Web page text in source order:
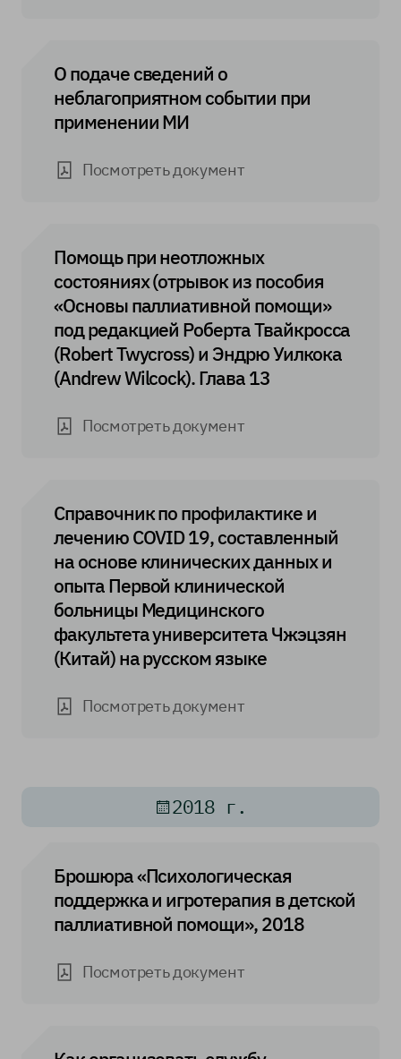
О подаче сведений о
неблагоприятном событии при
применении МИ
Посмотреть документ
Помощь при неотложных
состояниях (отрывок из пособия
«Основы паллиативной помощи»
под редакцией Роберта Твайкросса
(Robert Twycross) и Эндрю Уилкока
(Andrew Wilcock). Глава 13
Посмотреть документ
Справочник по профилактике и
лечению COVID 19, составленный
на основе клинических данных и
опыта Первой клинической
больницы Медицинского
факультета университета Чжэцзян
(Китай) на русском языке
Посмотреть документ
2018 г.
Брошюра «Психологическая
поддержка и игротерапия в детской
паллиативной помощи», 2018
Посмотреть документ